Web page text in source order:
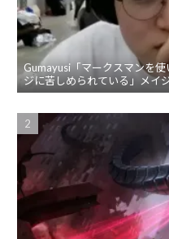
Gumayusi「マークスマンを
ジに苦しめられている」メイ